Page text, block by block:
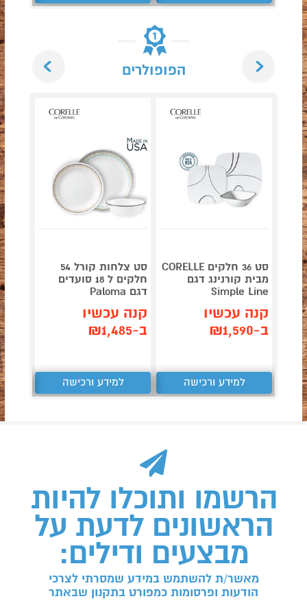
הפופולרים
סט 36 חלקים CORELLE
מבית קורנינג דגם
Simple Line
קנה עכשיו
ב-₪1,590
למידע ורכישה
סט צלחות קורל 54
חלקים ל 18 סועדים
דגם Paloma
קנה עכשיו
ב-₪1,485
למידע ורכישה
הרשמו ותוכלו להיות
הראשונים לדעת על
מבצעים ודילים:
מאשר/ת להשתמש במידע שמסרתי לצרכי
הודעות ופרסומות כמפורט בתקנון שבאתר